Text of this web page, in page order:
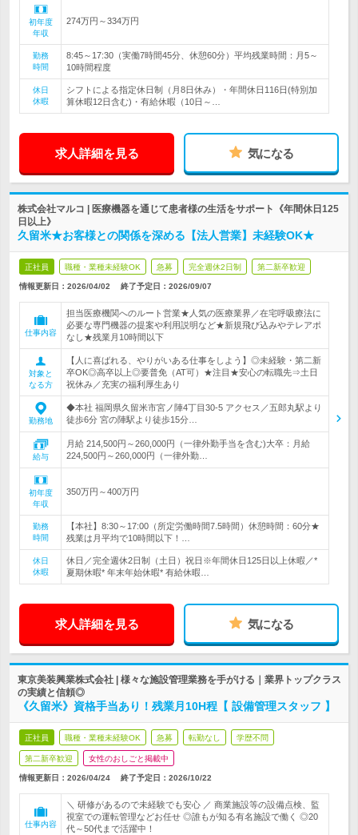
初年度
年収
274万円～334万円
勤務
時間
8:45～17:30（実働7時間45分、休憩60分）平均残業時間：月5～
10時間程度
休日
休暇
シフトによる指定休日制（月8日休み）・年間休日116日(特別加
算休暇12日含む)・有給休暇（10日～…
求人詳細を見る 気になる
株式会社マルコ | 医療機器を通じて患者様の生活をサポート《年間休日125
日以上》
久留米★お客様との関係を深める【法人営業】未経験OK★
正社員 職種・業種未経験OK 急募 完全週休2日制 第二新卒歓迎
情報更新日：2026/04/02 終了予定日： 2026/09/07
仕事内容
担当医療機関へのルート営業★人気の医療業界／在宅呼吸療法に
必要な専門機器の提案や利用説明など★新規飛び込みやテレアポ
なし★残業月10時間以下
対象と
なる方
【人に喜ばれる、やりがいある仕事をしよう】◎未経験・第二新
卒OK◎高卒以上◎要普免（AT可）★注目★安心の転職先⇒土日
祝休み／充実の福利厚生あり
勤務地
◆本社 福岡県久留米市宮ノ陣4丁目30-5 アクセス／五郎丸駅より
徒歩6分 宮の陣駅より徒歩15分…
給与
月給 214,500円～260,000円（一律外勤手当を含む)大卒：月給
224,500円～260,000円（一律外勤…
初年度
年収
350万円～400万円
勤務
時間
【本社】8:30～17:00（所定労働時間7.5時間）休憩時間：60分★
残業は月平均で10時間以下！…
休日
休暇
休日／完全週休2日制（土日）祝日※年間休日125日以上休暇／*
夏期休暇* 年末年始休暇* 有給休暇…
求人詳細を見る 気になる
東京美装興業株式会社 | 様々な施設管理業務を手がける｜業界トップクラス
の実績と信頼◎
《久留米》資格手当あり！残業月10H程【 設備管理スタッフ 】
正社員 職種・業種未経験OK 急募 転勤なし 学歴不問
第二新卒歓迎 女性のおしごと掲載中
情報更新日：2026/04/24 終了予定日： 2026/10/22
仕事内容
＼ 研修があるので未経験でも安心 ／ 商業施設等の設備点検、監
視室での運転管理などお任せ ◎誰もが知る有名施設で働く ◎20
代～50代まで活躍中！